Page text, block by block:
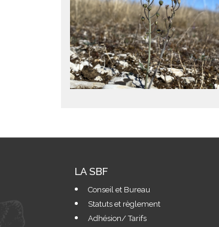
LA SBF
Conseil et Bureau
Statuts et règlement
Adhésion/ Tarifs